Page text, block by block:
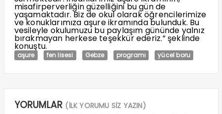
misafirperverliğin güzelliğini bu gün de
yaşamaktadır. Biz de okul olarak öğrencilerimize
ve konuklarımıza aşure ikramında bulunduk. Bu
vesileyle okulumuzu bu paylaşım gününde yalnız
bırakmayan herkese teşekkür ederiz.” şeklinde
konuştu.
aşure fen lisesi Gebze programı yücel boru
YORUMLAR (İLK YORUMU SİZ YAZIN)